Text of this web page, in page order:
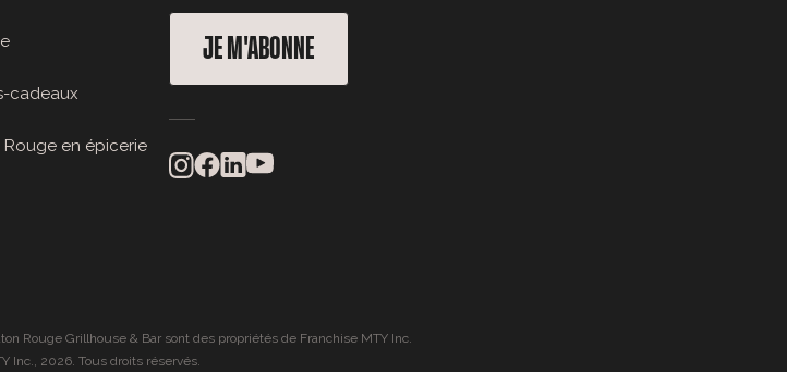
cadeaux
Rouge en épicerie
JE M'ABONNE
Rouge Grillhouse & Bar sont des propriétés de Franchise MTY Inc.
Inc., 2026. Tous droits réservés.